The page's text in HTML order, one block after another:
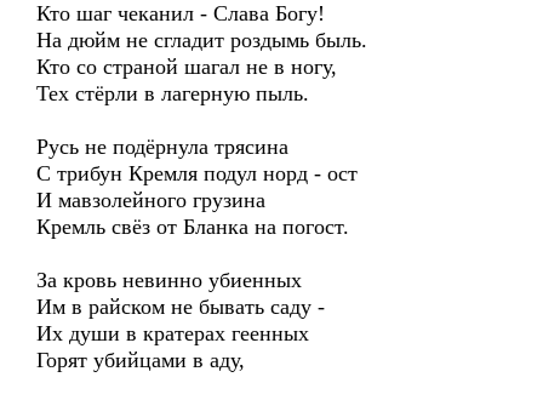
Кто шаг чеканил - Слава Богу!
На дюйм не сгладит роздымь быль.
Кто со страной шагал не в ногу,
Тех стёрли в лагерную пыль.
Русь не подёрнула трясина
С трибун Кремля подул норд - ост
И мавзолейного грузина
Кремль свёз от Бланка на погост.
За кровь невинно убиенных
Им в райском не бывать саду -
Их души в кратерах геенных
Горят убийцами в аду,